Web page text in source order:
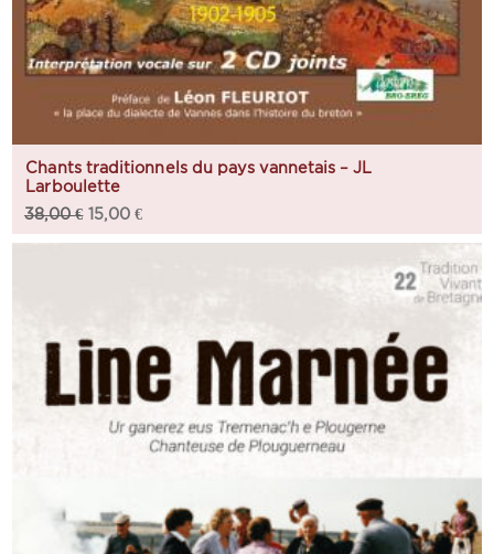
Chants traditionnels du pays vannetais – JL
Larboulette
38,00€ 15,00 €